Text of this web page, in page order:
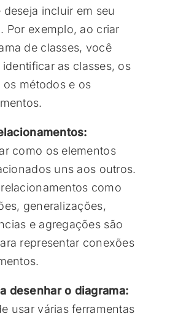
incluir em seu
Por exemplo, ao criar
de classes, você
identificar as classes, os
os métodos e os
como os elementos
uns aos outros.
como
generalizações,
e agregações são
representar conexões
desenhar o diagrama:
usar várias ferramentas